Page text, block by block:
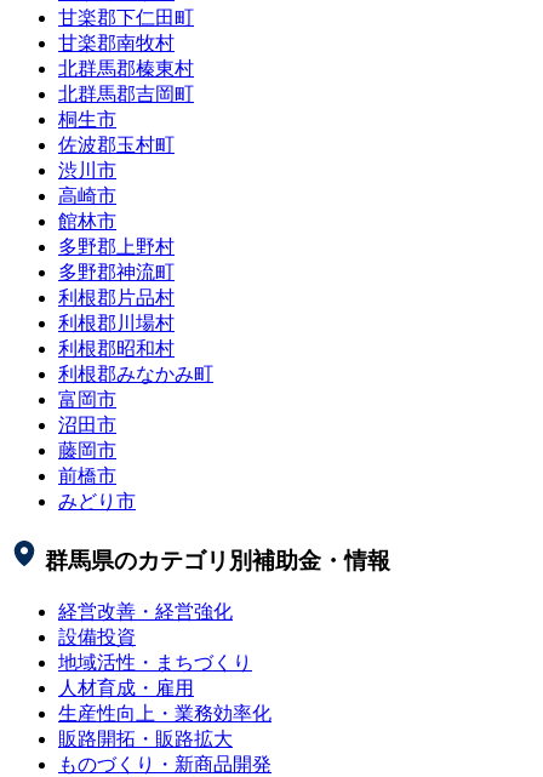
甘楽郡下仁田町
甘楽郡南牧村
北群馬郡榛東村
北群馬郡吉岡町
桐生市
佐波郡玉村町
渋川市
高崎市
館林市
多野郡上野村
多野郡神流町
利根郡片品村
利根郡川場村
利根郡昭和村
利根郡みなかみ町
富岡市
沼田市
藤岡市
前橋市
みどり市
群馬県のカテゴリ別補助金・情報
経営改善・経営強化
設備投資
地域活性・まちづくり
人材育成・雇用
生産性向上・業務効率化
販路開拓・販路拡大
ものづくり・新商品開発